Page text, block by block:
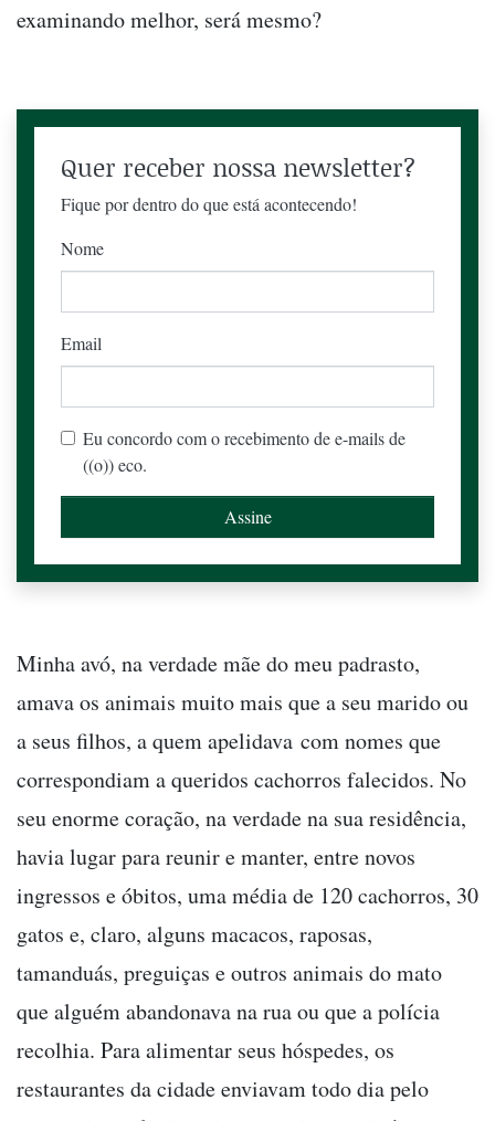
examinando melhor, será mesmo?
Quer receber nossa newsletter?
Fique por dentro do que está acontecendo!
Nome
Email
Eu concordo com o recebimento de e-mails de
((o)) eco.
Minha avó, na verdade mãe do meu padrasto,
amava os animais muito mais que a seu marido ou
a seus filhos, a quem apelidava com nomes que
correspondiam a queridos cachorros falecidos. No
seu enorme coração, na verdade na sua residência,
havia lugar para reunir e manter, entre novos
ingressos e óbitos, uma média de 120 cachorros, 30
gatos e, claro, alguns macacos, raposas,
tamanduás, preguiças e outros animais do mato
que alguém abandonava na rua ou que a polícia
recolhia. Para alimentar seus hóspedes, os
restaurantes da cidade enviavam todo dia pelo